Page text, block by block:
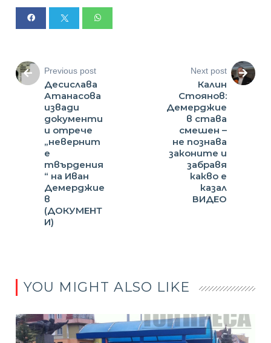
Previous post
Десислава
Атанасова
извади
документи
и отрече
„невернит
е
твърдения
“ на Иван
Демерджие
в
(ДОКУМЕНТ
И)
Next post
Калин
Стоянов:
Демерджие
в става
смешен –
не познава
законите и
забравя
какво е
казал
ВИДЕО
YOU MIGHT ALSO LIKE